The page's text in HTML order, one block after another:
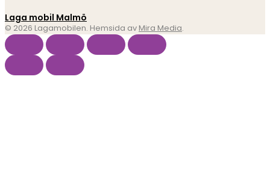
Laga mobil Malmö
© 2026 Lagamobilen. Hemsida av Mira Media.